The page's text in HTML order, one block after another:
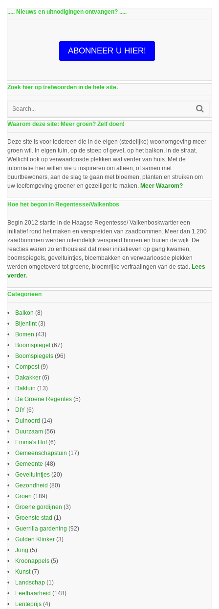
..... Nieuws en uitnodigingen ontvangen? .....
ABONNEER U HIER!
Zoek hier op trefwoorden in de hele site.
Waarom deze site: Meer groen? Zelf doen!
Deze site is voor iedereen die in de eigen (stedelijke) woonomgeving meer
groen wil. In eigen tuin, op de stoep of gevel, op het balkon, in de straat.
Wellicht ook op verwaarloosde plekken wat verder van huis. Met de
informatie hier willen we u inspireren om alleen, of samen met
buurtbewoners, aan de slag te gaan met bloemen, planten en struiken om
uw leefomgeving groener en gezelliger te maken. Meer Waarom?
Hoe het begon in Regentesse/Valkenbos
Begin 2012 startte in de Haagse Regentesse/ Valkenboskwartier een
initiatief rond het maken en verspreiden van zaadbommen. Meer dan 1.200
zaadbommen werden uiteindelijk verspreid binnen en buiten de wijk. De
reacties waren zo enthousiast dat meer initiatieven op gang kwamen,
boomspiegels, geveltuintjes, bloembakken en verwaarloosde plekken
werden omgetoverd tot groene, bloemrijke verfraaiingen van de stad. Lees
verder.
Categorieën
Balkon (8)
Bijenlint(3)
Bomen (43)
Boomspiegel (67)
Boomspiegels (96)
Compost(9)
Dakakker (6)
Daktuin (13)
De Groene Regentes (5)
DIY (6)
Duinoord (14)
Duurzaam (56)
Emma's Hof(6)
Gemeenschapstuin (17)
Gemeente (48)
Geveltuintjes (20)
Gezondheid (80)
Groen (189)
Groene gordijnen (3)
Groenste stad (1)
Guerrilla gardening (92)
Gulden Klinker (3)
Jong (5)
Kroonappels (5)
Kunst(7)
Landschap (1)
Leefbaarheid (148)
Lenteprijs (4)